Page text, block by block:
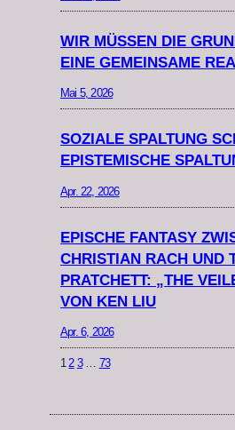
WIR MÜSSEN DIE
EINE GEMEINSAME
Mai 5, 2026
SOZIALE SPALTUNG
EPISTEMISCHE
Apr. 22, 2026
EPISCHE FANTASY
CHRISTIAN RACH UND
PRATCHETT: „THE
VON KEN LIU
Apr. 6, 2026
1 2 3 … 73